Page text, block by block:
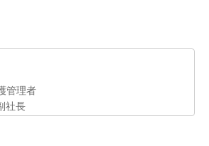
管理者
社長
、お問合せへの対応のために利用いた